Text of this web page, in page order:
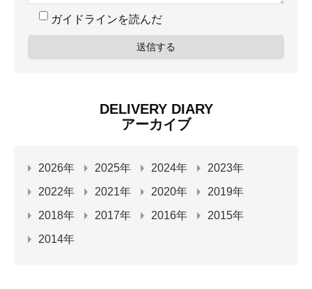
ガイドラインを読んだ
DELIVERY DIARY
アーカイブ
2026年 2025年 2024年
2023年
2022年
2021年 2020年
2019年
2018年
2017年 2016年
2015年
2014年